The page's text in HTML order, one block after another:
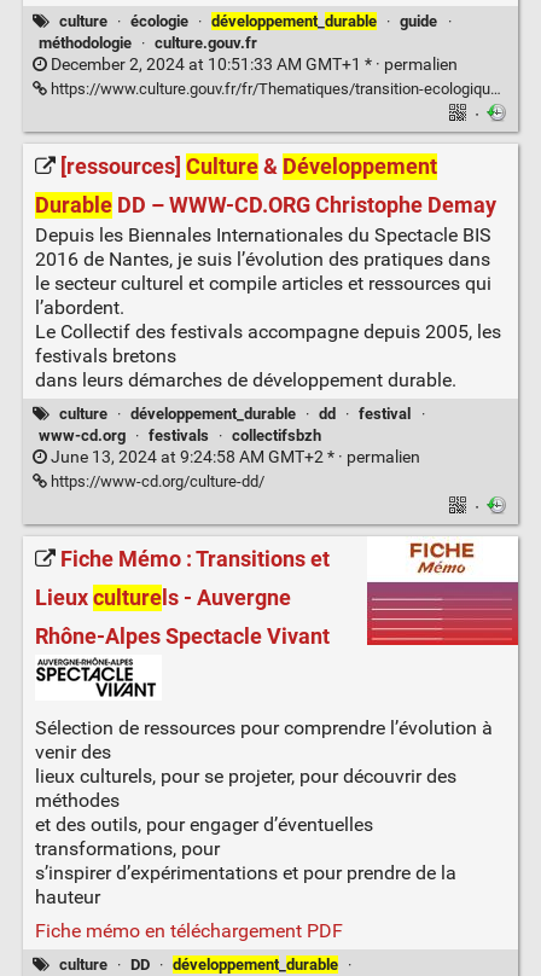
culture · écologie · développement _durable · guide
·
méthodologie
· culture.gouv.fr
December 2, 2024 at 10:51:33 AM GMT+1 * · permalien
https://www.culture.gouv.fr/fr/Thematiques/transition-ecologique/Centre-de-ressources-Transition-ecologique-de-la-Culture/bouture-la-boussole-ecologique-de-la-culture
·
[ressources] Culture& Développement
DurableDD – WWW-CD.ORG Christophe Demay
Depuis les Biennales Internationales du Spectacle BIS
2016 de Nantes, je suis l’évolution des pratiques dans
le secteur culturel et compile articles et ressources qui
l’abordent.
Le Collectif des festivals accompagne depuis 2005, les
festivals bretons
dans leurs démarches de développement durable.
culture · développement_durable · dd · festival
·
www-cd.org
· festivals · collectifsbzh
June 13, 2024 at 9:24:58 AM GMT+2 * · permalien
https://www-cd.org/culture-dd/
·
Fiche Mémo : Transitions et
Lieuxculturels - Auvergne
Rhône-Alpes Spectacle Vivant
Sélection de ressources pour comprendre l’évolution à
venir des
lieux culturels, pour se projeter, pour découvrir des
méthodes
et des outils, pour engager d’éventuelles
transformations, pour
s’inspirer d’expérimentations et pour prendre de la
hauteur
Fiche mémo en téléchargement PDF
culture · DD · développement _durable ·